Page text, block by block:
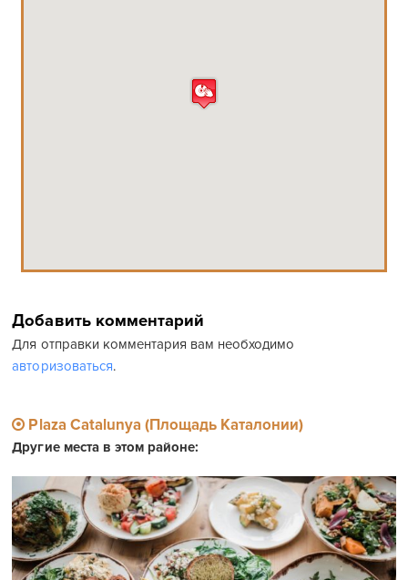
Добавить комментарий
Для отправки комментария вам необходимо
авторизоваться.
Plaza Catalunya (Площадь Каталонии)
Другие места в этом районе: